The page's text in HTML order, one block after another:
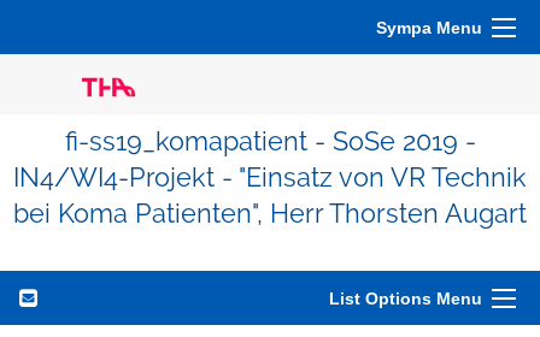
Sympa Menu
fi-ss19_komapatient - SoSe 2019 -
IN4/WI4-Projekt - "Einsatz von VR Technik
bei Koma Patienten", Herr Thorsten Augart
List Options Menu